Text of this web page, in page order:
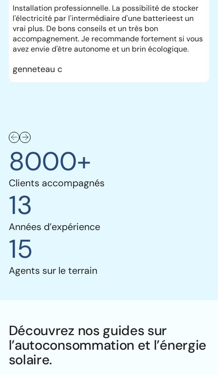
Installation professionnelle. La possibilité de stocker
l'électricité par l'intermédiaire d'une batterieest un
vrai plus. De bons conseils et un très bon
accompagnement. Je recommande fortement si vous
avez envie d'être autonome et un brin écologique.
genneteau c
8000+
Clients accompagnés
13
Années d’expérience
15
Agents sur le terrain
Découvrez nos guides sur
l’autoconsommation et l’énergie
solaire.